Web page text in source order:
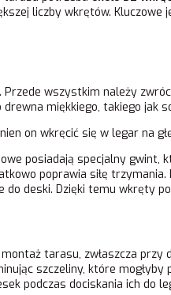
liczby wkrętów. Kluczowe
wszystkim należy
miękkiego, takiego jak
on wkręcić się w legar na
posiadają specjalny gwint,
poprawia siłę
deski. Dzięki temu wkręty
tarasu, zwłaszcza
szczeliny, które
podczas dociskania ich do